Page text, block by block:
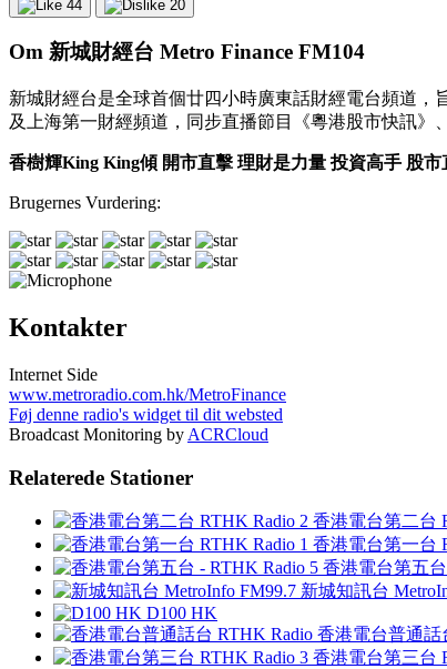
44 20
Om 新城財經台 Metro Finance FM104
新城財經台是全球首個廿四小時廣東話財經電台頻道
及上海第一財經頻道，同步直播節目《粵港股市快訊》
香樹輝King King傾 開市直擊 理財是力量 投資高手 股市
Brugernes Vurdering:
Kontakter
Internet Side
www.metroradio.com.hk/MetroFinance
Føj denne radio's widget til dit websted
Broadcast Monitoring by ACRCloud
Relaterede Stationer
香港電台第二台
香港電台第一台
香港電台第五
新城知訊台
D100 HK
香港電台普通話
香港電台第三台